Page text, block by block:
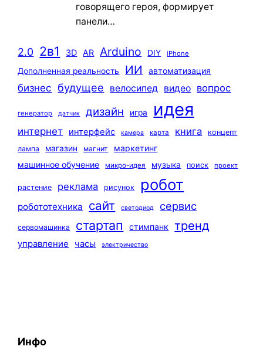
говорящего героя, формирует
панели…
2.0 2в1 3D AR Arduino DIY iPhone
Дополненная реальность ИИ автоматизация
бизнес будущее велосипед видео вопрос
генератор датчик дизайн игра идея
интернет интерфейс камера карта книга
концепт
лампа
магазин магнит
маркетинг
машинное обучение
микро-идея музыка поиск проект
растение реклама рисунок робот
робототехника сайт светодиод сервис
сервомашинка стартап стимпанк тренд
управление часы электричество
Инфо